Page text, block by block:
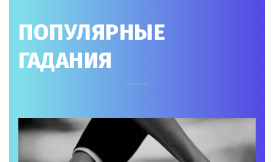
ПОПУЛЯРНЫЕ
ГАДАНИЯ